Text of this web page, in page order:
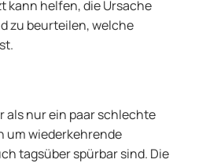
kann helfen, die Ursache
zu beurteilen, welche
als nur ein paar schlechte
um wiederkehrende
tagsüber spürbar sind. Die